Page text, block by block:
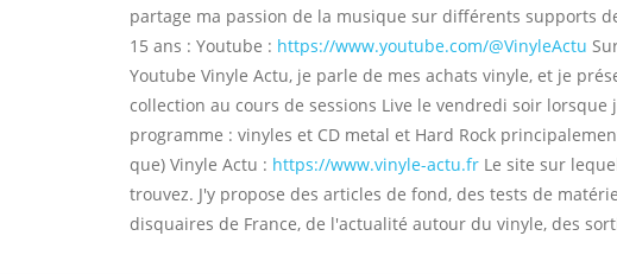
partage ma passion de la musique sur différents supports
15 ans : Youtube : https://www.youtube.com/@VinyleActu
Youtube Vinyle Actu, je parle de mes achats vinyle, et je
collection au cours de sessions Live le vendredi soir lorsque
programme : vinyles et CD metal et Hard Rock
que) Vinyle Actu : https://www.vinyle-actu.fr Le site sur
trouvez. J'y propose des articles de fond, des tests de
disquaires de France, de l'actualité autour du vinyle, des